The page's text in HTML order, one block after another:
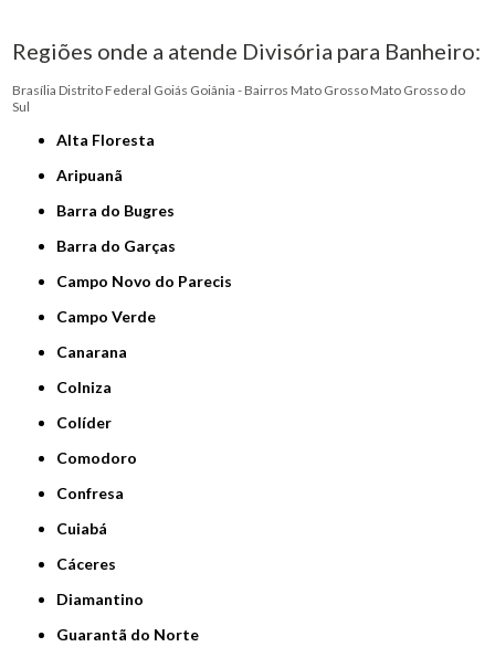
Regiões onde a atende Divisória para Banheiro:
Brasília Distrito Federal Goiás Goiânia - Bairros Mato Grosso Mato Grosso do
Sul
Alta Floresta
Aripuanã
Barra do Bugres
Barra do Garças
Campo Novo do Parecis
Campo Verde
Canarana
Colniza
Colíder
Comodoro
Confresa
Cuiabá
Cáceres
Diamantino
Guarantã do Norte